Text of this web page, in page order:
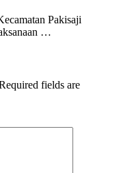
Pakisaji
…
fields are